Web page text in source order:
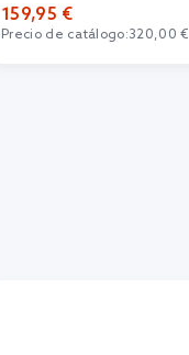
159,95 €
Precio de catálogo:320,00 €